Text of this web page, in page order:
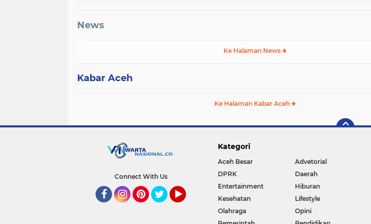
News
Ke Halaman News
Kabar Aceh
Ke Halaman Kabar Aceh
Connect With Us
Kategori
Aceh Besar Advetorial
DPRK
Daerah
Entertainment
Hiburan
Kesehatan
Lifestyle
Olahraga
Opini